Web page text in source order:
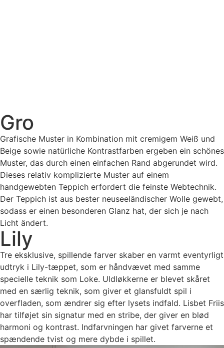
Gro
Grafische Muster in Kombination mit cremigem Weiß und
Beige sowie natürliche Kontrastfarben ergeben ein schönes
Muster, das durch einen einfachen Rand abgerundet wird.
Dieses relativ komplizierte Muster auf einem
handgewebten Teppich erfordert die feinste Webtechnik.
Der Teppich ist aus bester neuseeländischer Wolle gewebt,
sodass er einen besonderen Glanz hat, der sich je nach
Licht ändert.
Lily
Tre eksklusive, spillende farver skaber en varmt eventyrligt
udtryk i Lily-tæppet, som er håndvævet med samme
specielle teknik som Loke. Uldløkkerne er blevet skåret
med en særlig teknik, som giver et glansfuldt spil i
overfladen, som ændrer sig efter lysets indfald. Lisbet Friis
har tilføjet sin signatur med en stribe, der giver en blød
harmoni og kontrast. Indfarvningen har givet farverne et
spændende tvist og mere dybde i spillet.